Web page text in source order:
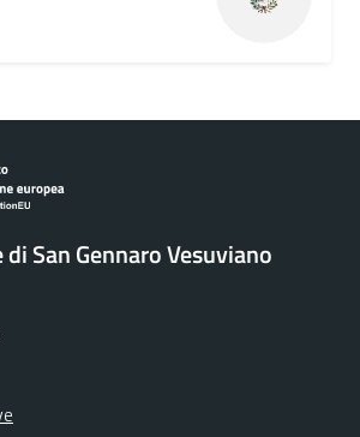
di San Gennaro Vesuviano